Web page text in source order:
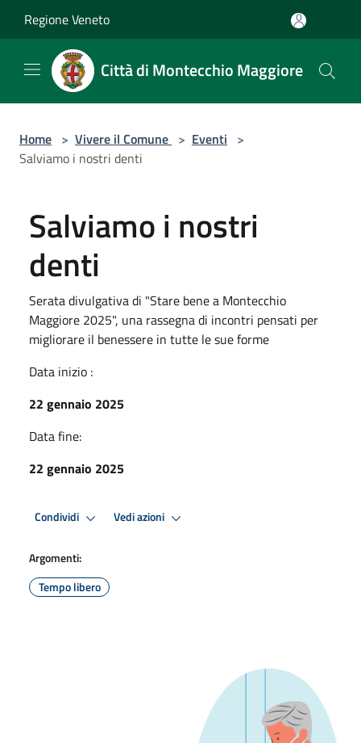
Regione Veneto
Città di Montecchio Maggiore
Home > Vivere il Comune > Eventi >
Salviamo i nostri denti
Salviamo i nostri
denti
Serata divulgativa di "Stare bene a Montecchio
Maggiore 2025", una rassegna di incontri pensati per
migliorare il benessere in tutte le sue forme
Data inizio :
22 gennaio 2025
Data fine:
22 gennaio 2025
Condividi Vedi azioni
Argomenti:
Tempo libero